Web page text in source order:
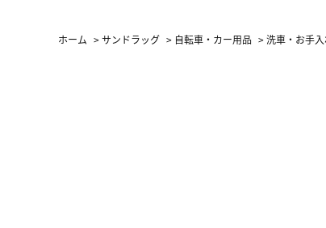
ホーム >サンドラッグ > 自転車・カー用品 >洗車・お手